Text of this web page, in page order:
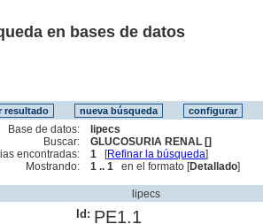
en bases de datos
Base de datos:
lipecs
Buscar:
GLUCOSURIA RENAL []
encontradas:
1 [Refinar la búsqueda]
Mostrando:
1 .. 1 en el formato [Detallado]
lipecs
Id: PE1.1